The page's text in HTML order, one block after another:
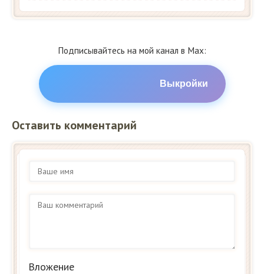
Подписывайтесь на мой канал в Max:
Выкройки
Оставить комментарий
Вложение